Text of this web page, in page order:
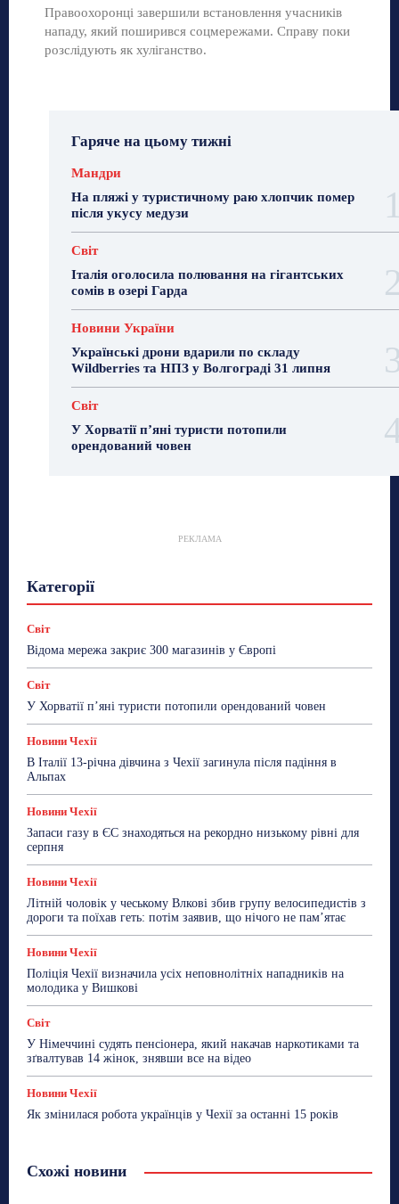
Правоохоронці завершили встановлення учасників
нападу, який поширився соцмережами. Справу поки
розслідують як хуліганство.
Гаряче на цьому тижні
Мандри
На пляжі у туристичному раю хлопчик помер
після укусу медузи
Світ
Італія оголосила полювання на гігантських
сомів в озері Гарда
Новини України
Українські дрони вдарили по складу
Wildberries та НПЗ у Волгограді 31 липня
Світ
У Хорватії пʼяні туристи потопили
орендований човен
РЕКЛАМА
Категорії
Робота
Сад та город
ТехноМанія
Топ-новини
Світ
Відома мережа закриє 300 магазинів у Європі
Світ
У Хорватії пʼяні туристи потопили орендований човен
Новини Чехії
В Італії 13-річна дівчина з Чехії загинула після падіння в
Альпах
Новини Чехії
Запаси газу в ЄС знаходяться на рекордно низькому рівні для
серпня
Новини Чехії
Літній чоловік у чеському Влкові збив групу велосипедистів з
дороги та поїхав геть: потім заявив, що нічого не пам’ятає
Новини Чехії
Поліція Чехії визначила усіх неповнолітніх нападників на
молодика у Вишкові
Світ
У Німеччині судять пенсіонера, який накачав наркотиками та
зґвалтував 14 жінок, знявши все на відео
Новини Чехії
Як змінилася робота українців у Чехії за останні 15 років
Схожі новини